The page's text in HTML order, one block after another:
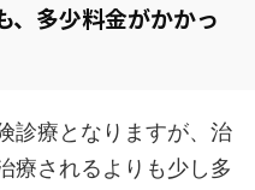
、多少料金がかかっ
診療となりますが、治
療されるよりも少し多